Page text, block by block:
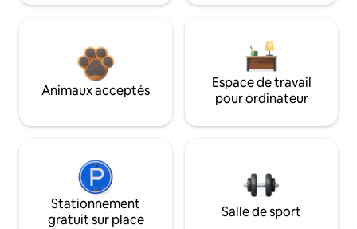
Animaux acceptés
Espace de travail
pour ordinateur
Stationnement
gratuit sur place
Salle de sport